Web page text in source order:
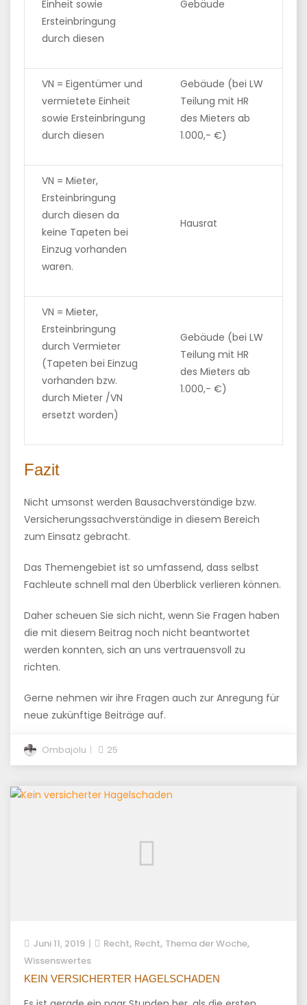
Einheit sowie
Ersteinbringung
durch diesen
Gebäude
VN = Eigentümer und
vermietete Einheit
sowie Ersteinbringung
durch diesen
Gebäude (bei LW
Teilung mit HR
des Mieters ab
1.000,- €)
VN = Mieter,
Ersteinbringung
durch diesen da
keine Tapeten bei
Einzug vorhanden
waren.
Hausrat
VN = Mieter,
Ersteinbringung
durch Vermieter
(Tapeten bei Einzug
vorhanden bzw.
durch Mieter /VN
ersetzt worden)
Gebäude (bei LW
Teilung mit HR
des Mieters ab
1.000,- €)
Fazit
Nicht umsonst werden Bausachverständige bzw.
Versicherungssachverständige in diesem Bereich
zum Einsatz gebracht.
Das Themengebiet ist so umfassend, dass selbst
Fachleute schnell mal den Überblick verlieren können.
Daher scheuen Sie sich nicht, wenn Sie Fragen haben
die mit diesem Beitrag noch nicht beantwortet
werden konnten, sich an uns vertrauensvoll zu
richten.
Gerne nehmen wir ihre Fragen auch zur Anregung für
neue zukünftige Beiträge auf.
Ombajolu 25
Juni 11, 2019 Recht, Recht, Thema der Woche,
Wissenswertes
KEIN VERSICHERTER HAGELSCHADEN